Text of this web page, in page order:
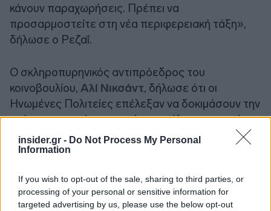
insider.gr - Do Not Process My Personal
Information
If you wish to opt-out of the sale, sharing to third parties, or
processing of your personal or sensitive information for
targeted advertising by us, please use the below opt-out
κάνουν παραχωρήσεις. Πρέπει να
προσαρμοστείτε στη νέα περιφερειακή τάξη»,
δήλωσε ο Ρεζαΐ.
Ο σκληροπυρηνικός αντιπρόεδρος του
κοινοβουλίου, Αλί Νικσάντ, δήλωσε ότι οι
Ηνωμένες Πολιτείες επέλεξαν να δοκιμάσουν την
«τύχη τους απέναντι σε ένα μεγάλο και ισχυρό
Ιράν, και τώρα πρέπει να αποδεχθούν τις
συνέπειες».
Διαφορετική πορεία